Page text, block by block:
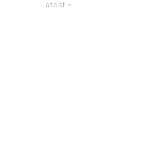
Latest